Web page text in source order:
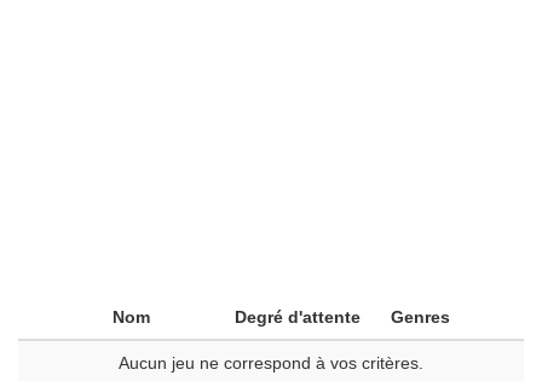
Nom Degré d'attente Genres
Aucun jeu ne correspond à vos critères.